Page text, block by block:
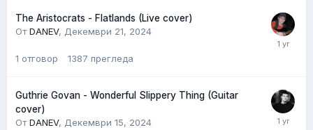
The Aristocrats - Flatlands (Live cover)
ОтDANEV, Декември 21, 2024
1 отговор 1387 прегледа
Guthrie Govan - Wonderful Slippery Thing (Guitar
cover)
ОтDANEV, Декември 15, 2024